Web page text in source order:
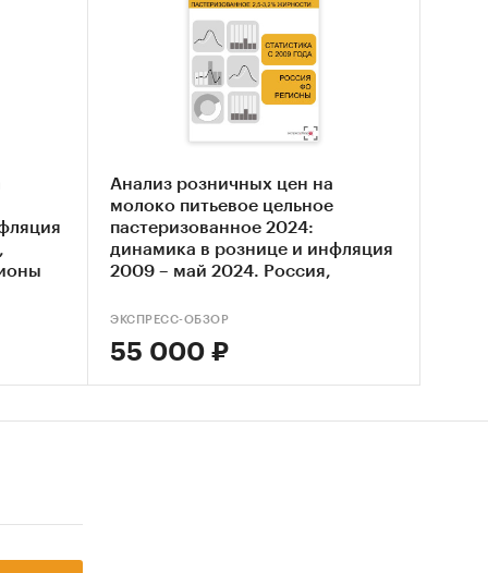
в
Анализ розничных цен на
молоко питьевое цельное
пастеризованное 2024:
динамика в рознице и инфляция
2009 – май 2024. Россия,
ЭКСПРЕСС-ОБЗОР
55 000 ₽